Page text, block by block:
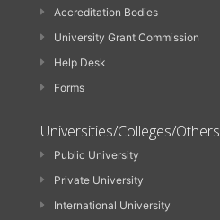
Accreditation Bodies
University Grant Commission
Help Desk
Forms
Universities/Colleges/Others
Public University
Private University
International University